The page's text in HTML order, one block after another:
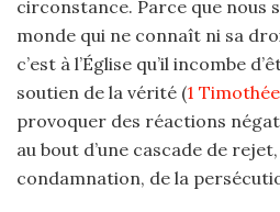
circonstance. Parce que nous
monde qui ne connaît ni sa
c’est à l’Église qu’il incombe
soutien de la vérité (1
provoquer des réactions
au bout d’une cascade de
condamnation, de la